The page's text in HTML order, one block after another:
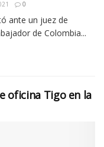
0
ante un juez de
de Colombia...
oficina Tigo en la